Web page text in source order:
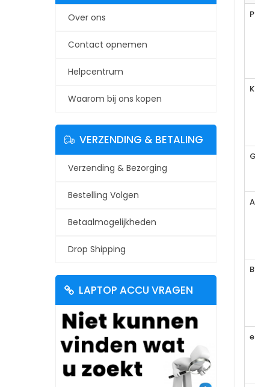
Over ons
Contact opnemen
Helpcentrum
Waarom bij ons kopen
VERZENDING & BETALING
Verzending & Bezorging
Bestelling Volgen
Betaalmogelijkheden
Drop Shipping
LAPTOP ACCU VRAGEN